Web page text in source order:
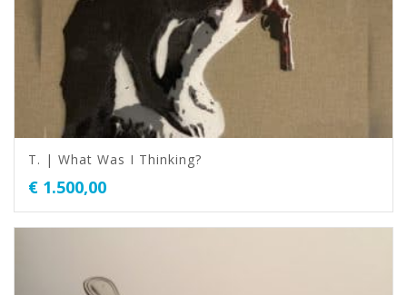
T. | What Was I Thinking?
€ 1.500,00